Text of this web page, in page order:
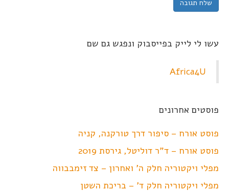
עשו לי לייק בפייסבוק ונפגש גם שם
Africa4U
פוסטים אחרונים
פוסט אורח – סיפור דרך טורקנה, קניה
פוסט אורח – ד"ר דוליטל, גירסת 2019
מפלי ויקטוריה חלק ה' ואחרון – צד זימבבווה
מפלי ויקטוריה חלק ד' – בריכת השטן